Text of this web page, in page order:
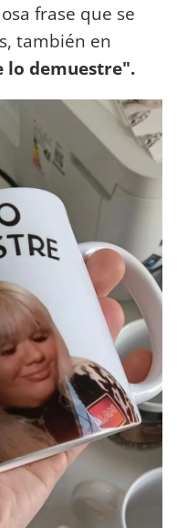
frase que se
también en
lo demuestre".